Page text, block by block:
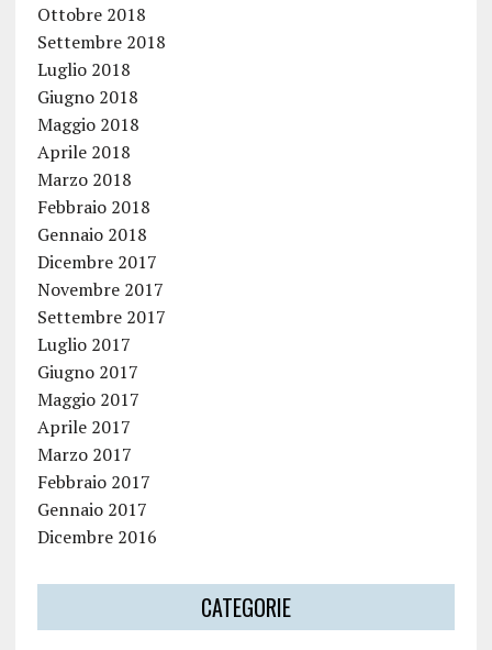
Ottobre 2018
Settembre 2018
Luglio 2018
Giugno 2018
Maggio 2018
Aprile 2018
Marzo 2018
Febbraio 2018
Gennaio 2018
Dicembre 2017
Novembre 2017
Settembre 2017
Luglio 2017
Giugno 2017
Maggio 2017
Aprile 2017
Marzo 2017
Febbraio 2017
Gennaio 2017
Dicembre 2016
CATEGORIE